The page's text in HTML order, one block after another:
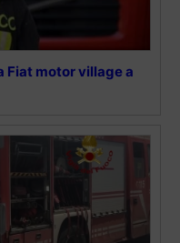
Fiat motor village a